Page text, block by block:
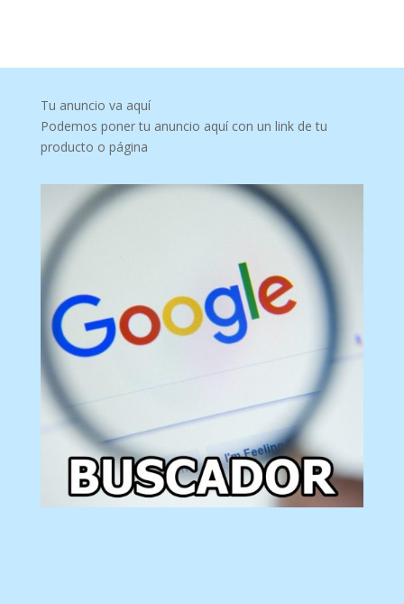
Tu anuncio va aquí
Podemos poner tu anuncio aquí con un link de tu
producto o página